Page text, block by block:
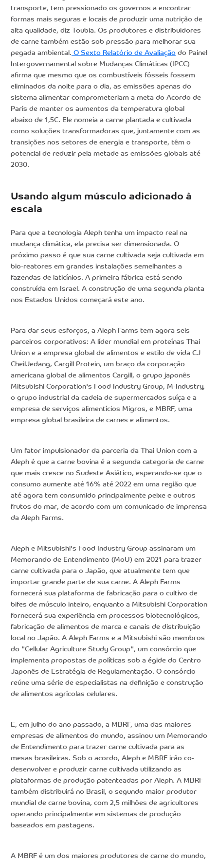
transporte, tem pressionado os governos a encontrar
formas mais seguras e locais de produzir uma nutrição de
alta qualidade, diz Toubia. Os produtores e distribuidores
de carne também estão sob pressão para melhorar sua
pegada ambiental. O Sexto Relatório de Avaliação do Painel
Intergovernamental sobre Mudanças Climáticas (IPCC)
afirma que mesmo que os combustíveis fósseis fossem
eliminados da noite para o dia, as emissões apenas do
sistema alimentar comprometeriam a meta do Acordo de
Paris de manter os aumentos da temperatura global
abaixo de 1,5C. Ele nomeia a carne plantada e cultivada
como soluções transformadoras que, juntamente com as
transições nos setores de energia e transporte, têm o
potencial de reduzir pela metade as emissões globais até
2030.
Usando algum músculo adicionado à
escala
Para que a tecnologia Aleph tenha um impacto real na
mudança climática, ela precisa ser dimensionada. O
próximo passo é que sua carne cultivada seja cultivada em
bio-reatores em grandes instalações semelhantes a
fazendas de laticínios. A primeira fábrica está sendo
construída em Israel. A construção de uma segunda planta
nos Estados Unidos começará este ano.
Para dar seus esforços, a Aleph Farms tem agora seis
parceiros corporativos: A líder mundial em proteínas Thai
Union e a empresa global de alimentos e estilo de vida CJ
CheilJedang, Cargill Protein, um braço da corporação
americana global de alimentos Cargill, o grupo japonês
Mitsubishi Corporation's Food Industry Group, M-Industry,
o grupo industrial da cadeia de supermercados suíça e a
empresa de serviços alimentícios Migros, e MBRF, uma
empresa global brasileira de carnes e alimentos.
Um fator impulsionador da parceria da Thai Union com a
Aleph é que a carne bovina é a segunda categoria de carne
que mais cresce no Sudeste Asiático, esperando-se que o
consumo aumente até 16% até 2022 em uma região que
até agora tem consumido principalmente peixe e outros
frutos do mar, de acordo com um comunicado de imprensa
da Aleph Farms.
Aleph e Mitsubishi's Food Industry Group assinaram um
Memorando de Entendimento (MoU) em 2021 para trazer
carne cultivada para o Japão, que atualmente tem que
importar grande parte de sua carne. A Aleph Farms
fornecerá sua plataforma de fabricação para o cultivo de
bifes de músculo inteiro, enquanto a Mitsubishi Corporation
fornecerá sua experiência em processos biotecnológicos,
fabricação de alimentos de marca e canais de distribuição
local no Japão. A Aleph Farms e a Mitsubishi são membros
do "Cellular Agriculture Study Group", um consórcio que
implementa propostas de políticas sob a égide do Centro
Japonês de Estratégia de Regulamentação. O consórcio
reúne uma série de especialistas na definição e construção
de alimentos agrícolas celulares.
E, em julho do ano passado, a MBRF, uma das maiores
empresas de alimentos do mundo, assinou um Memorando
de Entendimento para trazer carne cultivada para as
mesas brasileiras. Sob o acordo, Aleph e MBRF irão co-
desenvolver e produzir carne cultivada utilizando as
plataformas de produção patenteadas por Aleph. A MBRF
também distribuirá no Brasil, o segundo maior produtor
mundial de carne bovina, com 2,5 milhões de agricultores
operando principalmente em sistemas de produção
baseados em pastagens.
A MBRF é um dos maiores produtores de carne do mundo,